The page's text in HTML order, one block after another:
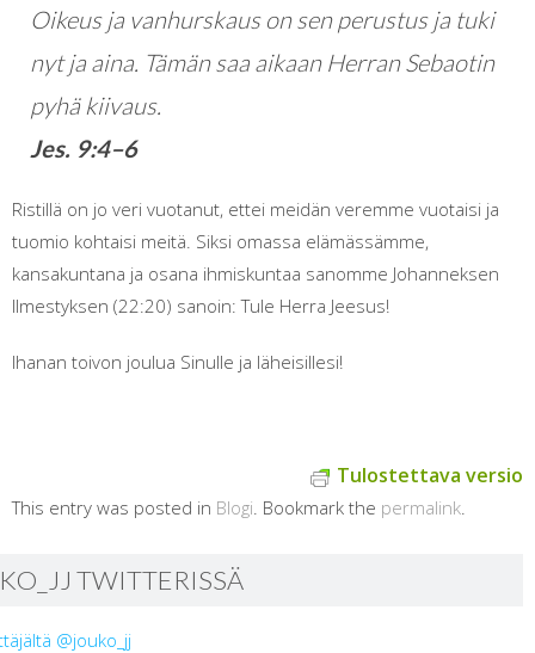
Oikeus ja vanhurskaus on sen perustus ja tuki
nyt ja aina. Tämän saa aikaan Herran Sebaotin
pyhä kiivaus.
Jes. 9:4–6
Ristillä on jo veri vuotanut, ettei meidän veremme vuotaisi ja
tuomio kohtaisi meitä. Siksi omassa elämässämme,
kansakuntana ja osana ihmiskuntaa sanomme Johanneksen
Ilmestyksen (22:20) sanoin: Tule Herra Jeesus!
Ihanan toivon joulua Sinulle ja läheisillesi!
Tulostettava versio
This entry was posted in Blogi. Bookmark the permalink.
TWITTERISSÄ
@jouko_jj